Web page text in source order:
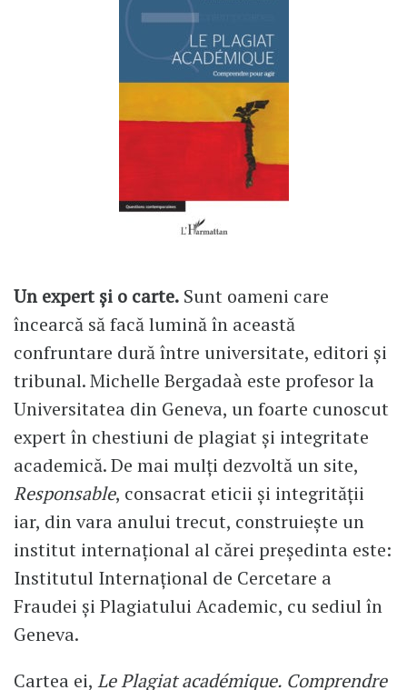
Un expert și o carte. Sunt oameni care
încearcă să facă lumină în această
confruntare dură între universitate, editori și
tribunal. Michelle Bergadaà este profesor la
Universitatea din Geneva, un foarte cunoscut
expert în chestiuni de plagiat și integritate
academică. De mai mulți dezvoltă un site,
Responsable, consacrat eticii și integrității
iar, din vara anului trecut, construiește un
institut internațional al cărei președinta este:
Institutul Internațional de Cercetare a
Fraudei și Plagiatului Academic, cu sediul în
Geneva.
Cartea ei, Le Plagiat académique. Comprendre